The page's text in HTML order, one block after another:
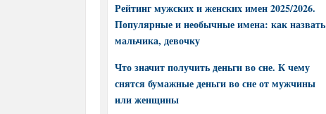
Рейтинг мужских и женских имен 2025/2026.
Популярные и необычные имена: как назвать
мальчика, девочку
Что значит получить деньги во сне. К чему
снятся бумажные деньги во сне от мужчины
или женщины